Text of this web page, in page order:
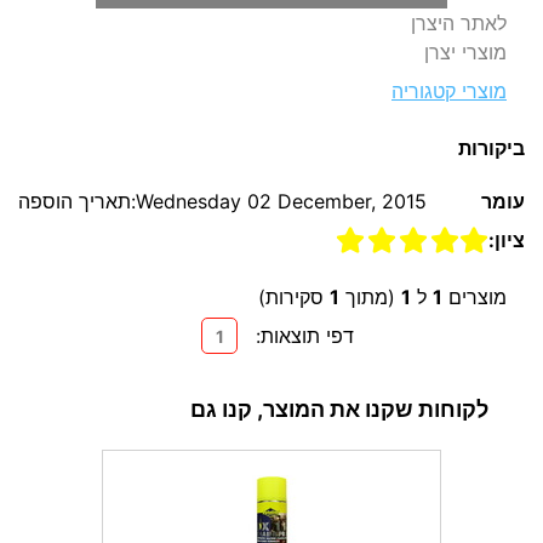
לאתר היצרן
מוצרי יצרן
מוצרי קטגוריה
ביקורות
עומר
Wednesday 02 December, 2015:תאריך הוספה
ציון:
מוצרים 1 ל 1 (מתוך 1 סקירות)
דפי תוצאות:
1
לקוחות שקנו את המוצר, קנו גם